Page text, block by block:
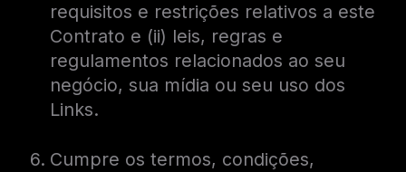
requisitos e restrições relativos a este
Contrato e (ii) leis, regras e
regulamentos relacionados ao seu
negócio, sua mídia ou seu uso dos
Links.
Cumpre os termos, condições,